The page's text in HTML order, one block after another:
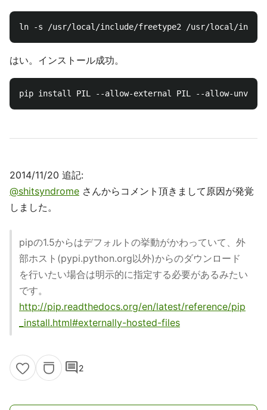
はい。インストール成功。
2014/11/20 追記:
@shitsyndrome さんからコメント頂きまして原因が発覚
しました。
pipの1.5からはデフォルトの挙動がかわっていて、外
部ホスト(pypi.python.org以外)からのダウンロード
を行いたい場合は明示的に指定する必要があるみたい
です。
http://pip.readthedocs.org/en/latest/reference/pip
_install.html#externally-hosted-files
comment2